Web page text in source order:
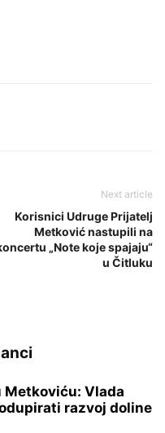
Next article
Korisnici Udruge Prijatelj
Metković nastupili na
„Note koje spajaju“
u Čitluku
Metkoviću: Vlada
razvoj doline